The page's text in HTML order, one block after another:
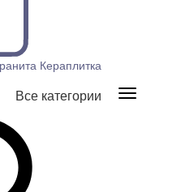
Все категории